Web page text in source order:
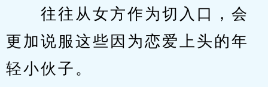
往往从女方作为切入口，会
更加说服这些因为恋爱上头的年
轻小伙子。